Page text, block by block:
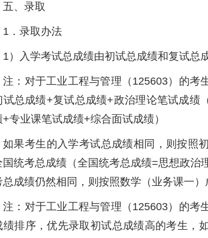
五、录取
1．录取办法
1）入学考试总成绩由初试总成绩和复试总
注：对于工业工程与管理（125603）的考
试总成绩+复试总成绩+政治理论笔试成绩
+专业课笔试成绩+综合面试成绩）
如果考生的入学考试总成绩相同，则按照
国统考总成绩（全国统考总成绩=思想政治
总成绩仍然相同，则按照数学（业务课一）
注：对于工业工程与管理（125603）的考
绩排序，优先录取初试总成绩高的考生，